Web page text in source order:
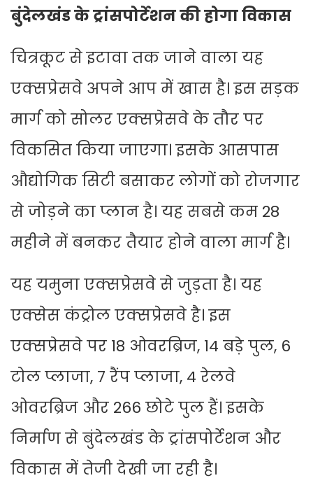
बुंदेलखंड के ट्रांसपोर्टेशन की होगा विकास
चित्रकूट से इटावा तक जाने वाला यह
एक्सप्रेसवे अपने आप में खास है। इस सड़क
मार्ग को सोलर एक्सप्रेसवे के तौर पर
विकसित किया जाएगा। इसके आसपास
औद्योगिक सिटी बसाकर लोगों को रोजगार
से जोड़ने का प्लान है। यह सबसे कम 28
महीने में बनकर तैयार होने वाला मार्ग है।
यह यमुना एक्सप्रेसवे से जुड़ता है। यह
एक्सेस कंट्रोल एक्सप्रेसवे है। इस
एक्सप्रेसवे पर 18 ओवरब्रिज, 14 बड़े पुल, 6
टोल प्लाजा, 7 रैंप प्लाजा, 4 रेलवे
ओवरब्रिज और 266 छोटे पुल हैं। इसके
निर्माण से बुंदेलखंड के ट्रांसपोर्टेशन और
विकास में तेजी देखी जा रही है।